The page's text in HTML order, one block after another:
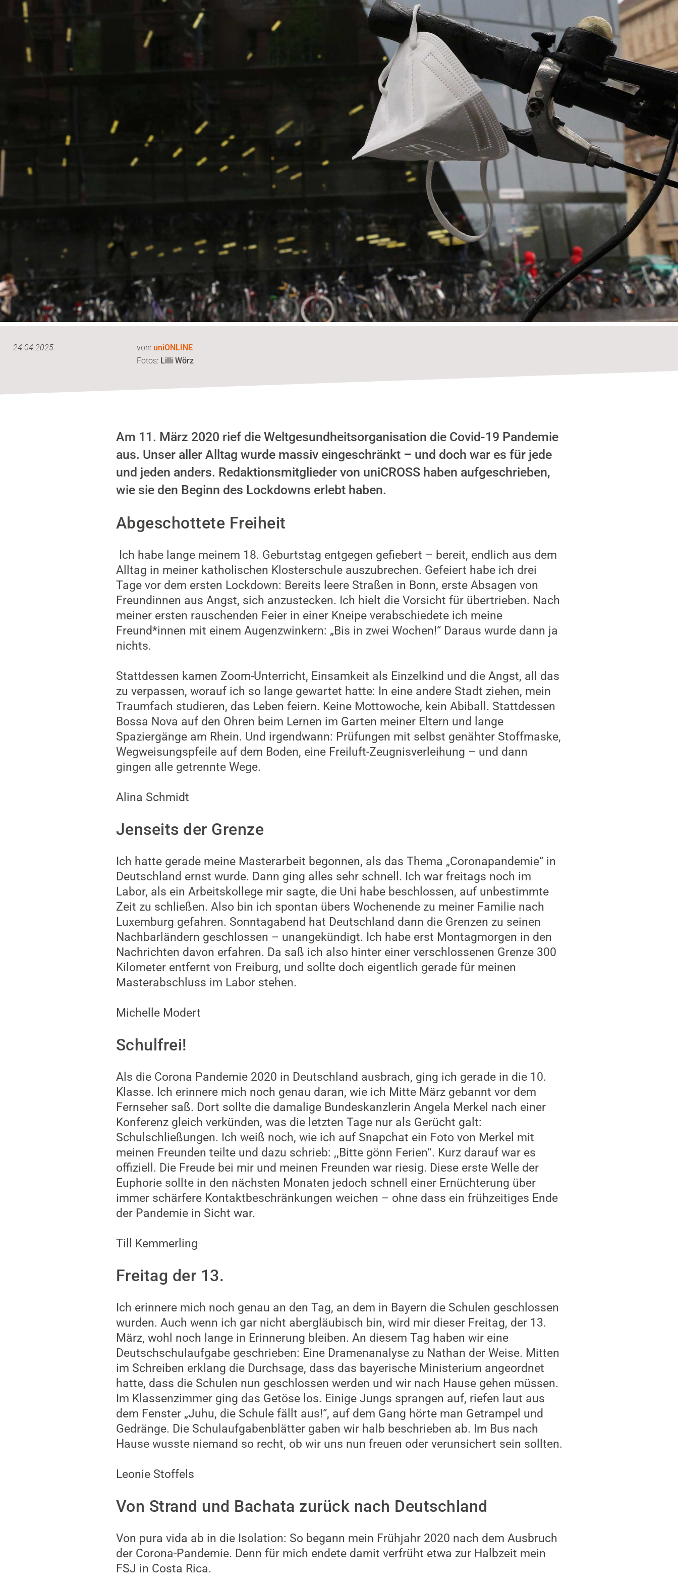
24.04.2025 von:uniONLINE
Fotos: Lilli Wörz
Am 11. März 2020 rief die Weltgesundheitsorganisation die Covid-19 Pandemie
aus. Unser aller Alltag wurde massiv eingeschränkt – und doch war es für jede
und jeden anders. Redaktionsmitglieder von uniCROSS haben aufgeschrieben,
wie sie den Beginn des Lockdowns erlebt haben.
Abgeschottete Freiheit
Ich habe lange meinem 18. Geburtstag entgegen gefiebert – bereit, endlich aus dem
Alltag in meiner katholischen Klosterschule auszubrechen. Gefeiert habe ich drei
Tage vor dem ersten Lockdown: Bereits leere Straßen in Bonn, erste Absagen von
Freundinnen aus Angst, sich anzustecken. Ich hielt die Vorsicht für übertrieben. Nach
meiner ersten rauschenden Feier in einer Kneipe verabschiedete ich meine
Freund*innen mit einem Augenzwinkern: „Bis in zwei Wochen!“ Daraus wurde dann ja
nichts.
Stattdessen kamen Zoom-Unterricht, Einsamkeit als Einzelkind und die Angst, all das
zu verpassen, worauf ich so lange gewartet hatte: In eine andere Stadt ziehen, mein
Traumfach studieren, das Leben feiern. Keine Mottowoche, kein Abiball. Stattdessen
Bossa Nova auf den Ohren beim Lernen im Garten meiner Eltern und lange
Spaziergänge am Rhein. Und irgendwann: Prüfungen mit selbst genähter Stoffmaske,
Wegweisungspfeile auf dem Boden, eine Freiluft-Zeugnisverleihung – und dann
gingen alle getrennte Wege.
Alina Schmidt
Jenseits der Grenze
Ich hatte gerade meine Masterarbeit begonnen, als das Thema „Coronapandemie“ in
Deutschland ernst wurde. Dann ging alles sehr schnell. Ich war freitags noch im
Labor, als ein Arbeitskollege mir sagte, die Uni habe beschlossen, auf unbestimmte
Zeit zu schließen. Also bin ich spontan übers Wochenende zu meiner Familie nach
Luxemburg gefahren. Sonntagabend hat Deutschland dann die Grenzen zu seinen
Nachbarländern geschlossen – unangekündigt. Ich habe erst Montagmorgen in den
Nachrichten davon erfahren. Da saß ich also hinter einer verschlossenen Grenze 300
Kilometer entfernt von Freiburg, und sollte doch eigentlich gerade für meinen
Masterabschluss im Labor stehen.
Michelle Modert
Schulfrei!
Als die Corona Pandemie 2020 in Deutschland ausbrach, ging ich gerade in die 10.
Klasse. Ich erinnere mich noch genau daran, wie ich Mitte März gebannt vor dem
Fernseher saß. Dort sollte die damalige Bundeskanzlerin Angela Merkel nach einer
Konferenz gleich verkünden, was die letzten Tage nur als Gerücht galt:
Schulschließungen. Ich weiß noch, wie ich auf Snapchat ein Foto von Merkel mit
meinen Freunden teilte und dazu schrieb: ,,Bitte gönn Ferien‘‘. Kurz darauf war es
offiziell. Die Freude bei mir und meinen Freunden war riesig. Diese erste Welle der
Euphorie sollte in den nächsten Monaten jedoch schnell einer Ernüchterung über
immer schärfere Kontaktbeschränkungen weichen – ohne dass ein frühzeitiges Ende
der Pandemie in Sicht war.
Till Kemmerling
Freitag der 13.
Ich erinnere mich noch genau an den Tag, an dem in Bayern die Schulen geschlossen
wurden. Auch wenn ich gar nicht abergläubisch bin, wird mir dieser Freitag, der 13.
März, wohl noch lange in Erinnerung bleiben. An diesem Tag haben wir eine
Deutschschulaufgabe geschrieben: Eine Dramenanalyse zu Nathan der Weise. Mitten
im Schreiben erklang die Durchsage, dass das bayerische Ministerium angeordnet
hatte, dass die Schulen nun geschlossen werden und wir nach Hause gehen müssen.
Im Klassenzimmer ging das Getöse los. Einige Jungs sprangen auf, riefen laut aus
dem Fenster „Juhu, die Schule fällt aus!“, auf dem Gang hörte man Getrampel und
Gedränge. Die Schulaufgabenblätter gaben wir halb beschrieben ab. Im Bus nach
Hause wusste niemand so recht, ob wir uns nun freuen oder verunsichert sein sollten.
Leonie Stoffels
Von Strand und Bachata zurück nach Deutschland
Von pura vida ab in die Isolation: So begann mein Frühjahr 2020 nach dem Ausbruch
der Corona-Pandemie. Denn für mich endete damit verfrüht etwa zur Halbzeit mein
FSJ in Costa Rica.